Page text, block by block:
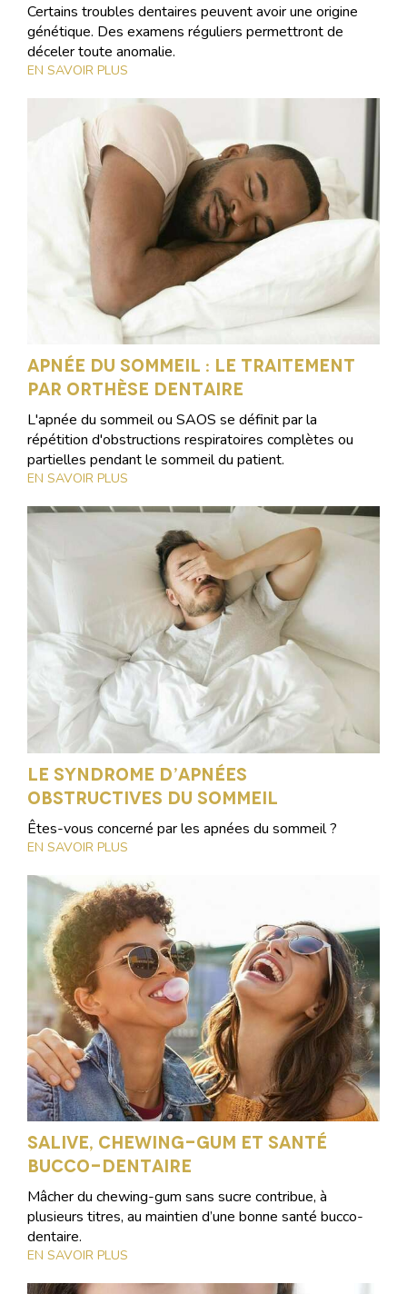
Certains troubles dentaires peuvent avoir une origine
génétique. Des examens réguliers permettront de
déceler toute anomalie.
EN SAVOIR PLUS
Apnée du sommeil : le traitement
par orthèse dentaire
L'apnée du sommeil ou SAOS se définit par la
répétition d'obstructions respiratoires complètes ou
partielles pendant le sommeil du patient.
EN SAVOIR PLUS
Le syndrome d’apnées
obstructives du sommeil
Êtes-vous concerné par les apnées du sommeil ?
EN SAVOIR PLUS
Salive, chewing-gum et santé
bucco-dentaire
Mâcher du chewing-gum sans sucre contribue, à
plusieurs titres, au maintien d’une bonne santé bucco-
dentaire.
EN SAVOIR PLUS